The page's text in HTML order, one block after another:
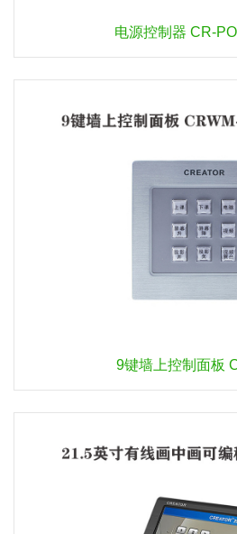
电源控制器 CR-
9键墙上控制面板